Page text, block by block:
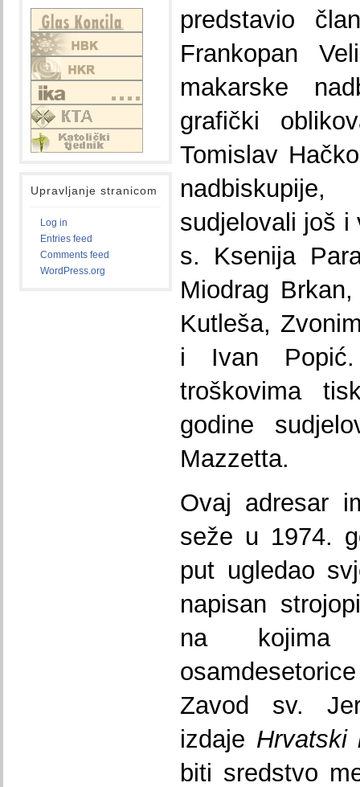
Upravljanje stranicom
Log in
Entries feed
Comments feed
WordPress.org
predstavio
Frankopan
makarske
grafički
Tomislav
sudjelovali još i
s. Ksenija
Miodrag
Kutleša,
i Ivan
troškovima
godine
Mazzetta.
Ovaj adresar
seže u 1974.
put ugledao
napisan
na
Zavod sv.
izdaje Hrvatski
biti sredstvo